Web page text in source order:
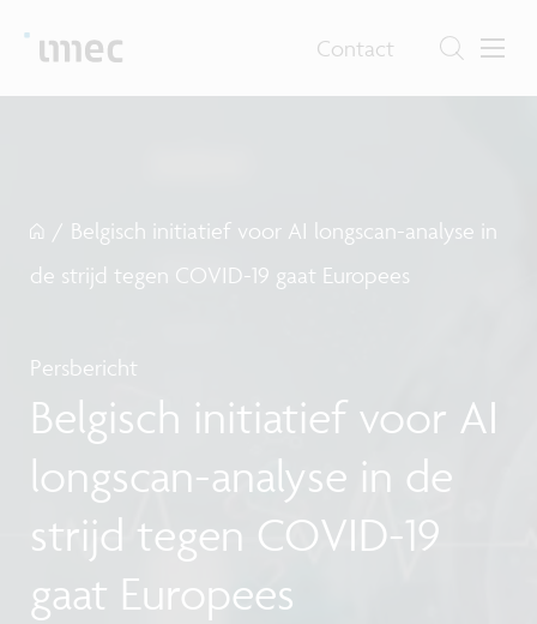
Contact
/ Belgisch initiatief voor AI longscan-analyse in
de strijd tegen COVID-19 gaat Europees
Persbericht
Belgisch initiatief voor AI
longscan-analyse in de
strijd tegen COVID-19
gaat Europees